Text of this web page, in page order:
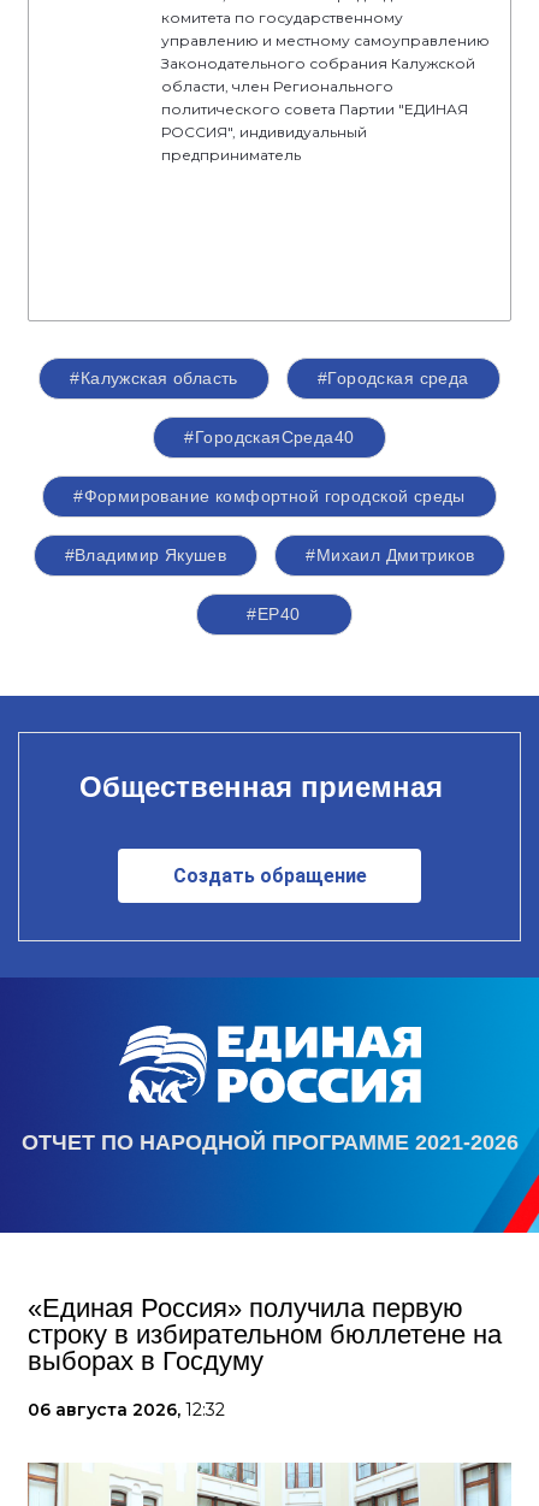
комитета по государственному
управлению и местному самоуправлению
Законодательного собрания Калужской
области, член Регионального
политического совета Партии "ЕДИНАЯ
РОССИЯ", индивидуальный
предприниматель
#Калужская область #Городская среда
#ГородскаяСреда40
#Формирование комфортной городской среды
#Владимир Якушев #Михаил Дмитриков
#ЕР40
Общественная приемная
Создать обращение
ОТЧЕТ ПО НАРОДНОЙ ПРОГРАММЕ 2021-2026
«Единая Россия» получила первую
строку в избирательном бюллетене на
выборах в Госдуму
06 августа 2026, 12:32